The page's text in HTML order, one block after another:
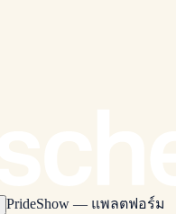
PrideShow — แพลตฟอร์ม